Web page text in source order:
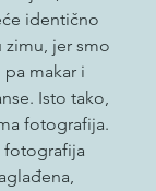
identično
zimu, jer smo
makar i
Isto tako,
fotografija.
fotografija